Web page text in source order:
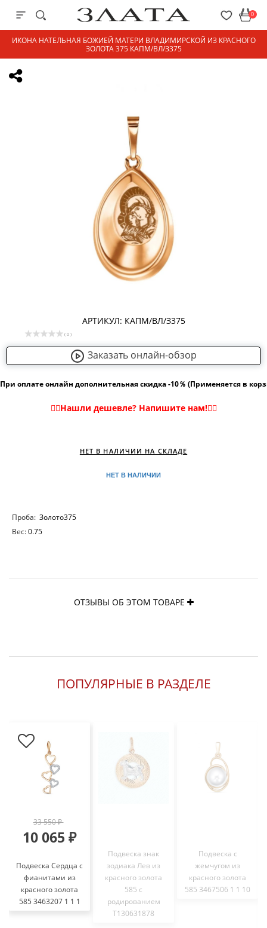
0
ИКОНА НАТЕЛЬНАЯ БОЖИЕЙ МАТЕРИ ВЛАДИМИРСКОЙ ИЗ КРАСНОГО
ЗОЛОТА 375 КАПМ/ВЛ/З375
АРТИКУЛ: КАПМ/ВЛ/З375
( 0 )
Заказать онлайн-обзор
При оплате онлайн дополнительная скидка -10％ (Применяется в
НЕТ В НАЛИЧИИ
НЕТ В НАЛИЧИИ НА СКЛАДЕ
Проба: Золото375
Вес:0.75
ОТЗЫВЫ ОБ ЭТОМ ТОВАРЕ
ПОПУЛЯРНЫЕ В РАЗДЕЛЕ
33 550 ₽
10 065 ₽
Подвеска Сердца с
фианитами из
красного золота
585 3463207 1 1 1
Подвеска знак
зодиака Лев из
красного золота
585 с
родированием
Т130631878
Подвеска с
жемчугом из
красного золота
585 3467506 1 1 10